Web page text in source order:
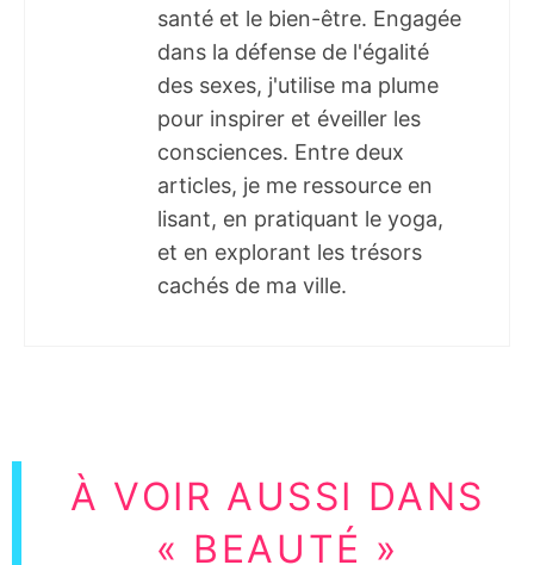
santé et le bien-être. Engagée
dans la défense de l'égalité
des sexes, j'utilise ma plume
pour inspirer et éveiller les
consciences. Entre deux
articles, je me ressource en
lisant, en pratiquant le yoga,
et en explorant les trésors
cachés de ma ville.
À VOIR AUSSI DANS
« BEAUTÉ »